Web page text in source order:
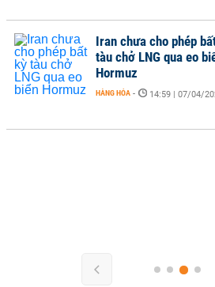
Iran chưa cho phép
tàu chở LNG qua eo
Hormuz
HÀNG HÓA - 14:59 | 07/04/